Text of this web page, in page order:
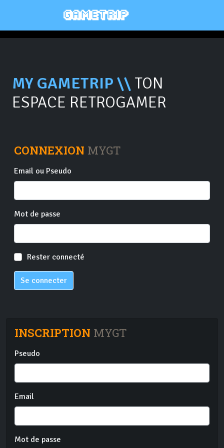
MY GAMETRIP \\ TON
ESPACE RETROGAMER
CONNEXION MYGT
Email ou Pseudo
Mot de passe
Rester connecté
Se connecter
INSCRIPTION MYGT
Pseudo
Email
Mot de passe